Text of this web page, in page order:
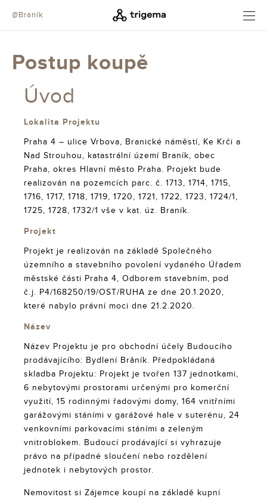
@Braník
Postup koupě
Úvod
Lokalita Projektu
Praha 4 – ulice Vrbova, Branické náměstí, Ke Krči a
Nad Strouhou, katastrální území Braník, obec
Praha, okres Hlavní město Praha. Projekt bude
realizován na pozemcích parc. č. 1713, 1714, 1715,
1716, 1717, 1718, 1719, 1720, 1721, 1722, 1723, 1724/1,
1725, 1728, 1732/1 vše v kat. úz. Braník.
Projekt
Projekt je realizován na základě Společného
územního a stavebního povolení vydaného Úřadem
městské části Praha 4, Odborem stavebním, pod
č.j. P4/168250/19/OST/RUHA ze dne 20.1.2020,
které nabylo právní moci dne 21.2.2020.
Název
Název Projektu je pro obchodní účely Budoucího
prodávajícího: Bydlení Brâník. Předpokládaná
skladba Projektu: Projekt je tvořen 137 jednotkami,
6 nebytovými prostorami určenými pro komerční
využití, 15 rodinnými řadovými domy, 164 vnitřními
garážovými stáními v garážové hale v suterénu, 24
venkovními parkovacími stáními a zeleným
vnitroblokem. Budoucí prodávající si vyhrazuje
právo na případné sloučení nebo rozdělení
jednotek i nebytových prostor.
Nemovitost si Zájemce koupí na základě kupní